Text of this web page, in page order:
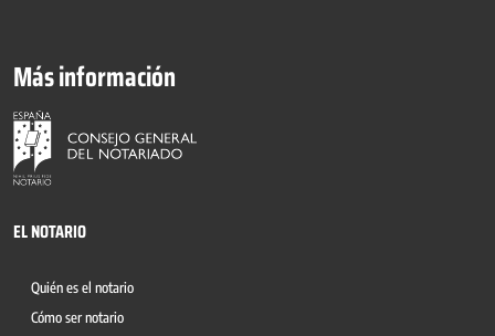
Más información
EL NOTARIO
Quién es el notario
Cómo ser notario